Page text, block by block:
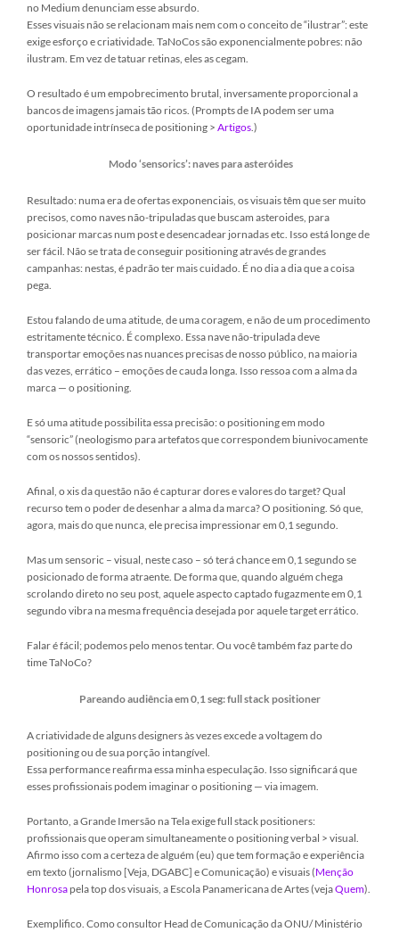
no Medium denunciam esse absurdo.
Esses visuais não se relacionam mais nem com o conceito de “ilustrar”: este
exige esforço e criatividade. TaNoCos são exponencialmente pobres: não
ilustram. Em vez de tatuar retinas, eles as cegam.
O resultado é um empobrecimento brutal, inversamente proporcional a
bancos de imagens jamais tão ricos. (Prompts de IA podem ser uma
oportunidade intrínseca de positioning > Artigos .)
Modo ‘sensorics’: naves para asteróides
Resultado: numa era de ofertas exponenciais, os visuais têm que ser muito
precisos, como naves não-tripuladas que buscam asteroides, para
posicionar marcas num post e desencadear jornadas etc. Isso está longe de
ser fácil. Não se trata de conseguir positioning através de grandes
campanhas: nestas, é padrão ter mais cuidado. É no dia a dia que a coisa
pega.
Estou falando de uma atitude, de uma coragem, e não de um procedimento
estritamente técnico. É complexo. Essa nave não-tripulada deve
transportar emoções nas nuances precisas de nosso público, na maioria
das vezes, errático – emoções de cauda longa. Isso ressoa com a alma da
marca — o positioning.
E só uma atitude possibilita essa precisão: o positioning em modo
“sensoric” (neologismo para artefatos que correspondem biunivocamente
com os nossos sentidos).
Afinal, o xis da questão não é capturar dores e valores do target? Qual
recurso tem o poder de desenhar a alma da marca? O positioning. Só que,
agora, mais do que nunca, ele precisa impressionar em 0,1 segundo.
Mas um sensoric – visual, neste caso – só terá chance em 0,1 segundo se
posicionado de forma atraente. De forma que, quando alguém chega
scrolando direto no seu post, aquele aspecto captado fugazmente em 0,1
segundo vibra na mesma frequência desejada por aquele target errático.
Falar é fácil; podemos pelo menos tentar. Ou você também faz parte do
time TaNoCo?
Pareando audiência em 0,1 seg: full stack positioner
A criatividade de alguns designers às vezes excede a voltagem do
positioning ou de sua porção intangível.
Essa performance reafirma essa minha especulação. Isso significará que
esses profissionais podem imaginar o positioning — via imagem.
Portanto, a Grande Imersão na Tela exige full stack positioners:
profissionais que operam simultaneamente o positioning verbal > visual.
Afirmo isso com a certeza de alguém (eu) que tem formação e experiência
em texto (jornalismo [Veja, DGABC] e Comunicação) e visuais (Menção
Honrosa pela top dos visuais, a Escola Panamericana de Artes (vejaQuem).
Exemplifico. Como consultor Head de Comunicação da ONU/ Ministério